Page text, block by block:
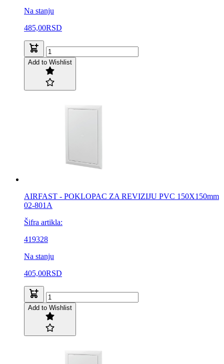
Na stanju
485,00RSD
Add to Wishlist
AIRFAST - POKLOPAC ZA REVIZIJU PVC 150X150mm
02-801A
Šifra artikla:
419328
Na stanju
405,00RSD
Add to Wishlist